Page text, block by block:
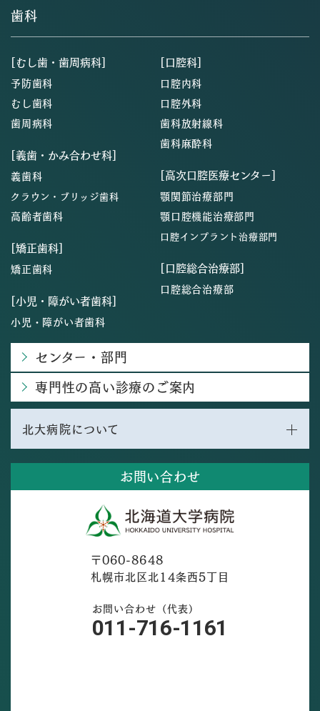
お問い合わせ
〒060-8648
札幌市北区北14条西5丁目
お問い合わせ（代表）
011-716-1161
歯科
[むし歯・歯周病科]
予防歯科
むし歯科
歯周病科
[義歯・かみ合わせ科]
義歯科
クラウン・ブリッジ歯科
高齢者歯科
[矯正歯科]
矯正歯科
[小児・障がい者歯科]
小児・障がい者歯科
[口腔科]
口腔内科
口腔外科
歯科放射線科
歯科麻酔科
[高次口腔医療センター]
顎関節治療部門
顎口腔機能治療部門
口腔インプラント治療部門
[口腔総合治療部]
口腔総合治療部
センター・部門
専門性の高い診療のご案内
北大病院について